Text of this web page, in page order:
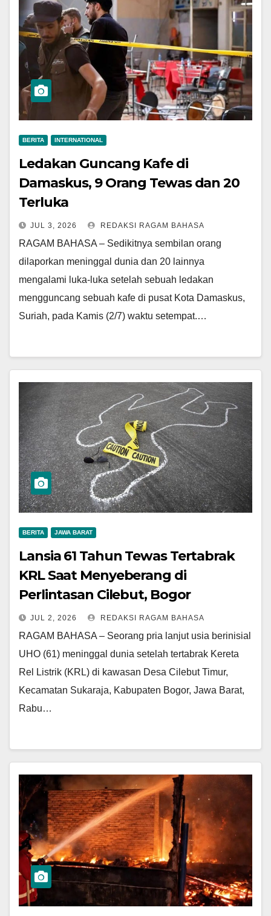
BERITA INTERNATIONAL
Ledakan Guncang Kafe di
Damaskus, 9 Orang Tewas dan 20
Terluka
JUL 3, 2026 REDAKSI RAGAM BAHASA
RAGAM BAHASA – Sedikitnya sembilan orang
dilaporkan meninggal dunia dan 20 lainnya
mengalami luka-luka setelah sebuah ledakan
mengguncang sebuah kafe di pusat Kota Damaskus,
Suriah, pada Kamis (2/7) waktu setempat.…
BERITA JAWA BARAT
Lansia 61 Tahun Tewas Tertabrak
KRL Saat Menyeberang di
Perlintasan Cilebut, Bogor
JUL 2, 2026 REDAKSI RAGAM BAHASA
RAGAM BAHASA – Seorang pria lanjut usia berinisial
UHO (61) meninggal dunia setelah tertabrak Kereta
Rel Listrik (KRL) di kawasan Desa Cilebut Timur,
Kecamatan Sukaraja, Kabupaten Bogor, Jawa Barat,
Rabu…